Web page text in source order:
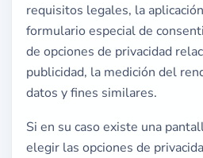
requisitos legales, la
formulario especial de
de opciones de privacidad
publicidad, la medición del
datos y fines similares.
Si en su caso existe una
elegir las opciones de